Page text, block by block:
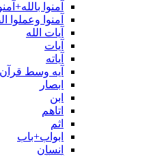
آمنوا
آمنوا وعملوا
آیات الله
آیات
آیاته
آیه وسط قرآن
ابصار
ابن
اتاهم
اثم
ابواب+باب
انسان